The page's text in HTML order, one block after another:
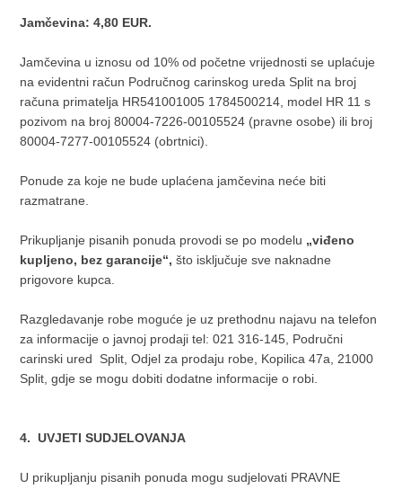
Jamčevina: 4,80 EUR.
Jamčevina u iznosu od 10% od početne vrijednosti se uplaćuje
na evidentni račun Područnog carinskog ureda Split na broj
računa primatelja HR541001005 1784500214, model HR 11 s
pozivom na broj 80004-7226-00105524 (pravne osobe) ili broj
80004-7277-00105524 (obrtnici).
Ponude za koje ne bude uplaćena jamčevina neće biti
razmatrane.
Prikupljanje pisanih ponuda provodi se po modelu „viđeno
kupljeno, bez garancije“,što isključuje sve naknadne
prigovore kupca.
Razgledavanje robe moguće je uz prethodnu najavu na telefon
za informacije o javnoj prodaji tel: 021 316-145, Područni
carinski ured Split, Odjel za prodaju robe, Kopilica 47a, 21000
Split, gdje se mogu dobiti dodatne informacije o robi.
4. UVJETI SUDJELOVANJA
U prikupljanju pisanih ponuda mogu sudjelovati PRAVNE